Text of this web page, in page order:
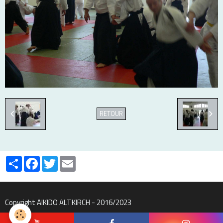
RETOUR
PartagerFacebook
Twitter
Copyright AIKIDO ALTKIRCH - 2016/2023